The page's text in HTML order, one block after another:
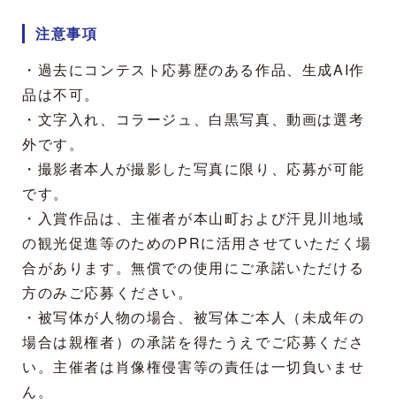
注意事項
・過去にコンテスト応募歴のある作品、生成AI作
品は不可。
・文字入れ、コラージュ、白黒写真、動画は選考
外です。
・撮影者本人が撮影した写真に限り、応募が可能
です。
・入賞作品は、主催者が本山町および汗見川地域
の観光促進等のためのPRに活用させていただく場
合があります。無償での使用にご承諾いただける
方のみご応募ください。
・被写体が人物の場合、被写体ご本人（未成年の
場合は親権者）の承諾を得たうえでご応募くださ
い。主催者は肖像権侵害等の責任は一切負いませ
ん。